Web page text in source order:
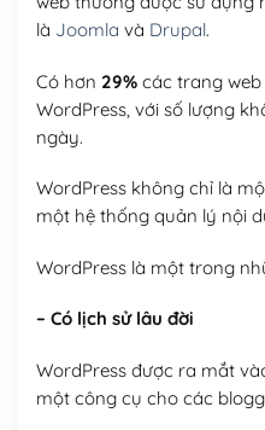
là Joomla và Drupal.
Có hơn 29%các trang web
WordPress, với số lượng
ngày.
WordPress không chỉ là
một hệ thống quản lý nội
WordPress là một trong
– Có lịch sử lâu đời
WordPress được ra mắt
một công cụ cho các